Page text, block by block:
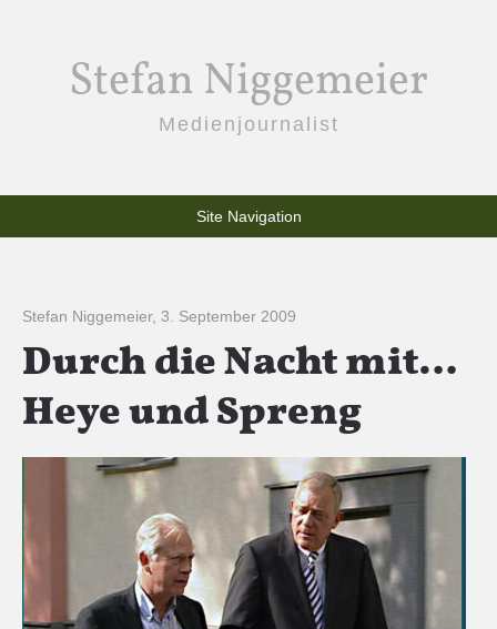
Stefan Niggemeier
Medienjournalist
Site Navigation
Stefan Niggemeier, 3. September 2009
Durch die Nacht mit…
Heye und Spreng